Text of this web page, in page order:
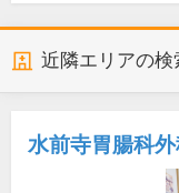
近隣エリアの検
水前寺胃腸科